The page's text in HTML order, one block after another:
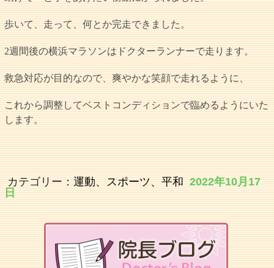
歩いて、走って、何とか完走できました。
2週間後の横浜マラソンはドクターランナーで走ります。
救急対応が目的なので、爽やかな笑顔で走れるように、
これから調整してベストコンディションで臨めるようにいた
します。
カテゴリー：運動、スポーツ、平和 2022年10月17
日